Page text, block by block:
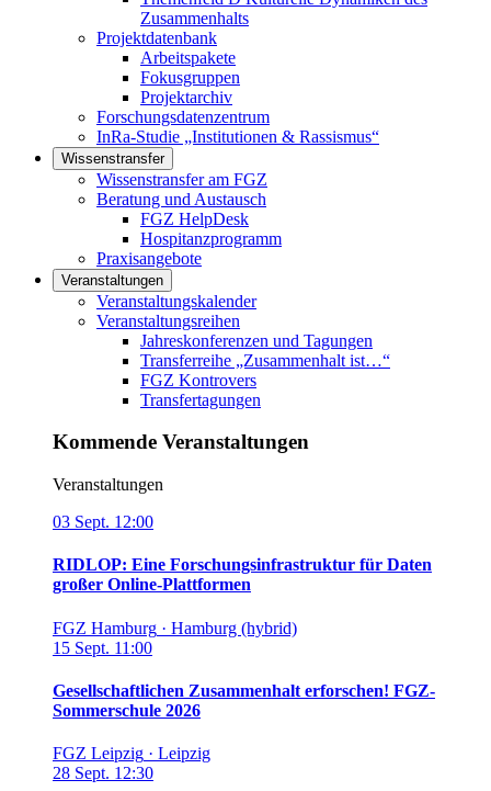
Zusammenhalts
Projektdatenbank
Arbeitspakete
Fokusgruppen
Projektarchiv
Forschungsdatenzentrum
InRa-Studie „Institutionen & Rassismus“
Wissenstransfer
Links in diesem Bereich anzeigen
Wissenstransfer am FGZ
Beratung und Austausch
FGZ HelpDesk
Hospitanzprogramm
Praxisangebote
Veranstaltungen
Links in diesem Bereich anzeigen
Veranstaltungskalender
Veranstaltungsreihen
Jahreskonferenzen und Tagungen
Transferreihe „Zusammenhalt ist…“
FGZ Kontrovers
Transfertagungen
Kommende Veranstaltungen
Veranstaltungen
03 Sept. 12:00
RIDLOP: Eine Forschungsinfrastruktur für Daten
großer Online-Plattformen
FGZ Hamburg · Hamburg (hybrid)
15 Sept. 11:00
Gesellschaftlichen Zusammenhalt erforschen! FGZ-
Sommerschule 2026
FGZ Leipzig · Leipzig
28 Sept. 12:30